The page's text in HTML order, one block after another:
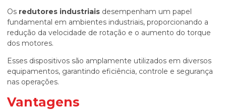
Os redutores industriais desempenham um papel
fundamental em ambientes industriais, proporcionando a
redução da velocidade de rotação e o aumento do torque
dos motores.
Esses dispositivos são amplamente utilizados em diversos
equipamentos, garantindo eficiência, controle e segurança
nas operações.
Vantagens